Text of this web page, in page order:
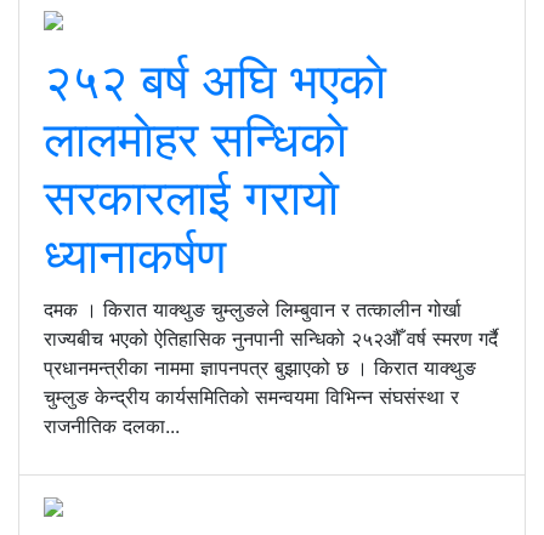
२५२ बर्ष अघि भएकाे
लालमाेहर सन्धिकाे
सरकारलाई गरायाे
ध्यानाकर्षण
दमक । किरात याक्थुङ चुम्लुङले लिम्बुवान र तत्कालीन गोर्खा
राज्यबीच भएको ऐतिहासिक नुनपानी सन्धिको २५२औँ वर्ष स्मरण गर्दै
प्रधानमन्त्रीका नाममा ज्ञापनपत्र बुझाएको छ । किरात याक्थुङ
चुम्लुङ केन्द्रीय कार्यसमितिको समन्वयमा विभिन्न संघसंस्था र
राजनीतिक दलका...